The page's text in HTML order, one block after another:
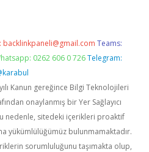
backlinkpaneli@gmail.com Teams:
0262 606 0 726 Telegram:
Kanun gereğince Bilgi Teknolojileri
onaylanmış bir Yer Sağlayıcı
nedenle, sitedeki içerikleri proaktif
yükümlülüğümüz bulunmamaktadır.
sorumluluğunu taşımakta olup,